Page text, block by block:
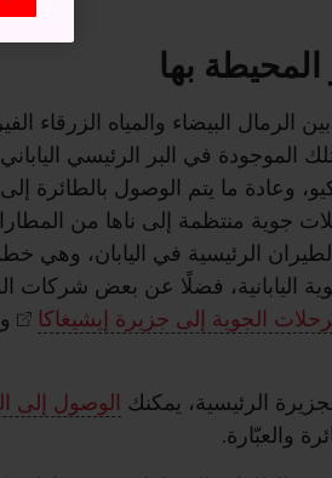
المحيطة بها
الرمال البيضاء والمياه الزرقاء
الموجودة في البر الرئيسي
طوكيو، وعادة ما يتم الوصول بالطائرة
جوية منتظمة إلى ناها من
الرئيسية في اليابان، وهي
اليابانية، فضلًا عن بعض شركات
الجوية إلى جزيرة إيشيغاكا و
الرئيسية، يمكنك الوصول إلى
والعبّارة.